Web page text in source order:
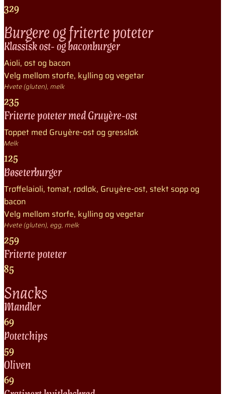
329
Burgere og friterte poteter
Klassisk ost- og baconburger
Aioli, ost og bacon
Velg mellom storfe, kylling og vegetar
Hvete (gluten), melk
235
Friterte poteter med Gruyère-ost
Toppet med Gruyère-ost og gressløk
Melk
125
Bøseterburger
Trøffelaioli, tomat, rødløk, Gruyère-ost, stekt sopp og
bacon
Velg mellom storfe, kylling og vegetar
Hvete (gluten), egg, melk
259
Friterte poteter
85
Snacks
Mandler
69
Potetchips
59
Oliven
69